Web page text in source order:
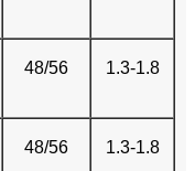
48/56 1.3-1.8
48/56 1.3-1.8